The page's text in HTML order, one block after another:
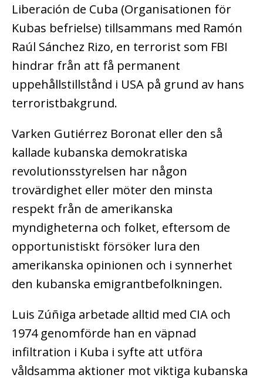
Liberación de Cuba (Organisationen för
Kubas befrielse) tillsammans med Ramón
Raúl Sánchez Rizo, en terrorist som FBI
hindrar från att få permanent
uppehållstillstånd i USA på grund av hans
terroristbakgrund.
Varken Gutiérrez Boronat eller den så
kallade kubanska demokratiska
revolutionsstyrelsen har någon
trovärdighet eller möter den minsta
respekt från de amerikanska
myndigheterna och folket, eftersom de
opportunistiskt försöker lura den
amerikanska opinionen och i synnerhet
den kubanska emigrantbefolkningen.
Luis Zúñiga arbetade alltid med CIA och
1974 genomförde han en väpnad
infiltration i Kuba i syfte att utföra
våldsamma aktioner mot viktiga kubanska